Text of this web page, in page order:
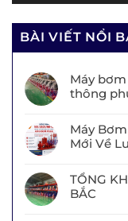
BÀI VIẾT NỔI
Máy
thông
Máy
Mới Về
TỔNG
BẮC